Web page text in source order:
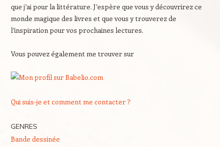
que j’ai pour la littérature. J’espère que vous y découvrirez ce
monde magique des livres et que vous y trouverez de
l’inspiration pour vos prochaines lectures.
Vous pouvez également me trouver sur
Qui suis-je et comment me contacter ?
GENRES
Bande dessinée